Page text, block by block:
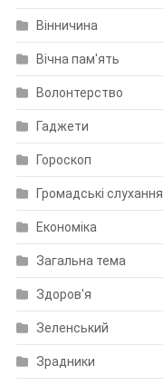
Вінничина
Вічна пам'ять
Волонтерство
Гаджети
Гороскоп
Громадські слухання
Економіка
Загальна тема
Здоров'я
Зеленський
Зрадники